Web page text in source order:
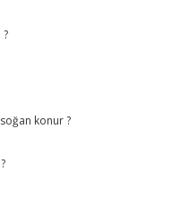
konur ?